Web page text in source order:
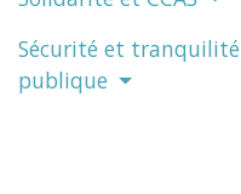
Sécurité et tranquilité
publique